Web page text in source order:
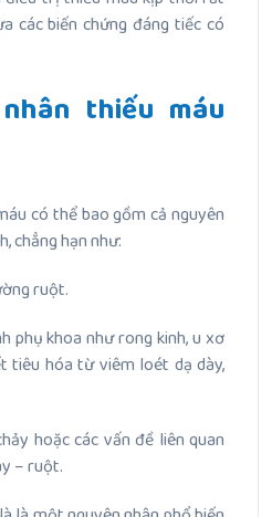
các biến chứng đáng tiếc có
thiếu máu
có thể bao gồm cả nguyên
chẳng hạn như:
ruột.
phụ khoa như rong kinh, u xơ
tiêu hóa từ viêm loét dạ dày,
hoặc các vấn đề liên quan
– ruột.